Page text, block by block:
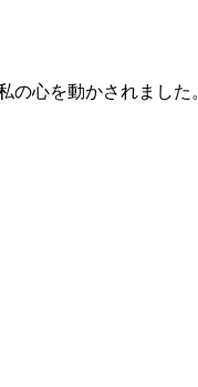
心を動かされました。